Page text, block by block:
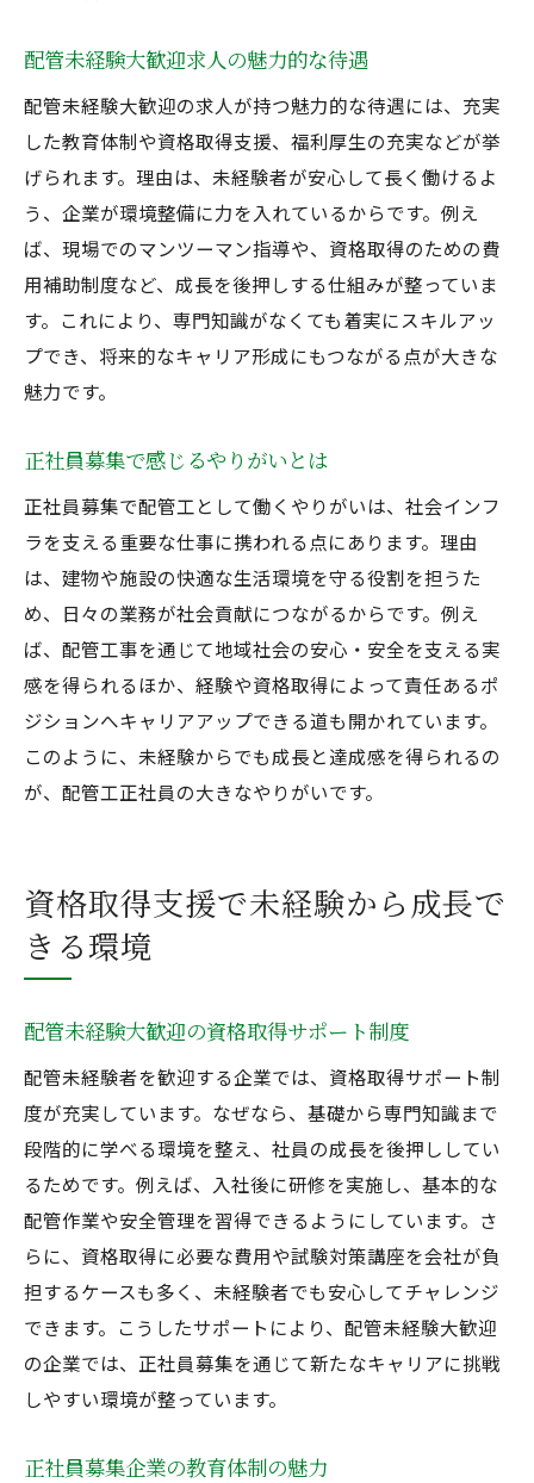
配管未経験大歓迎求人の魅力的な待遇
配管未経験大歓迎の求人が持つ魅力的な待遇には、充実
した教育体制や資格取得支援、福利厚生の充実などが挙
げられます。理由は、未経験者が安心して長く働けるよ
う、企業が環境整備に力を入れているからです。例え
ば、現場でのマンツーマン指導や、資格取得のための費
用補助制度など、成長を後押しする仕組みが整っていま
す。これにより、専門知識がなくても着実にスキルアッ
プでき、将来的なキャリア形成にもつながる点が大きな
魅力です。
正社員募集で感じるやりがいとは
正社員募集で配管工として働くやりがいは、社会インフ
ラを支える重要な仕事に携われる点にあります。理由
は、建物や施設の快適な生活環境を守る役割を担うた
め、日々の業務が社会貢献につながるからです。例え
ば、配管工事を通じて地域社会の安心・安全を支える実
感を得られるほか、経験や資格取得によって責任あるポ
ジションへキャリアアップできる道も開かれています。
このように、未経験からでも成長と達成感を得られるの
が、配管工正社員の大きなやりがいです。
資格取得支援で未経験から成長で
きる環境
配管未経験大歓迎の資格取得サポート制度
配管未経験者を歓迎する企業では、資格取得サポート制
度が充実しています。なぜなら、基礎から専門知識まで
段階的に学べる環境を整え、社員の成長を後押ししてい
るためです。例えば、入社後に研修を実施し、基本的な
配管作業や安全管理を習得できるようにしています。さ
らに、資格取得に必要な費用や試験対策講座を会社が負
担するケースも多く、未経験者でも安心してチャレンジ
できます。こうしたサポートにより、配管未経験大歓迎
の企業では、正社員募集を通じて新たなキャリアに挑戦
しやすい環境が整っています。
正社員募集企業の教育体制の魅力